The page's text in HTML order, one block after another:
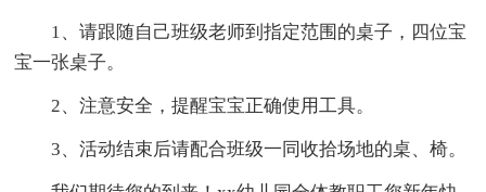
1、请跟随自己班级老师到指定范围的桌子，四位宝
宝一张桌子。
2、注意安全，提醒宝宝正确使用工具。
3、活动结束后请配合班级一同收拾场地的桌、椅。